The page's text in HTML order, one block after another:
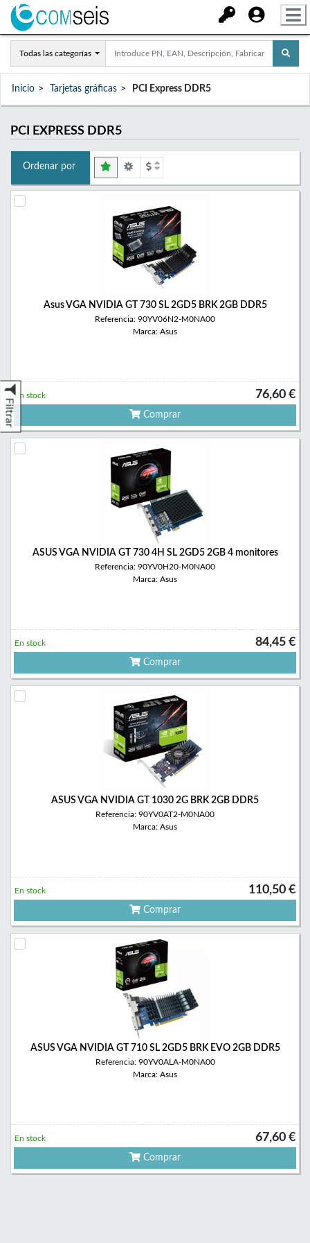
Todas las categorías
Inicio Tarjetas gráficas PCI Express DDR5
PCI EXPRESS DDR5
Filtrar
Ordenar por
Asus VGA NVIDIA GT 730 SL 2GD5 BRK 2GB DDR5
Referencia: 90YV06N2-M0NA00
Marca: Asus
76,60 €
En stock
Comprar
ASUS VGA NVIDIA GT 730 4H SL 2GD5 2GB 4 monitores
Referencia: 90YV0H20-M0NA00
Marca: Asus
84,45 €
En stock
Comprar
ASUS VGA NVIDIA GT 1030 2G BRK 2GB DDR5
Referencia: 90YV0AT2-M0NA00
Marca: Asus
110,50 €
En stock
Comprar
ASUS VGA NVIDIA GT 710 SL 2GD5 BRK EVO 2GB DDR5
Referencia: 90YV0ALA-M0NA00
Marca: Asus
67,60 €
En stock
Comprar